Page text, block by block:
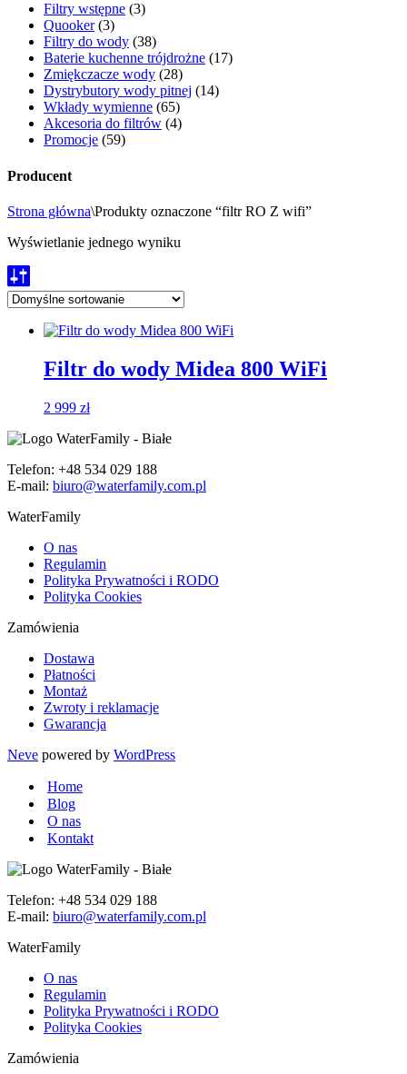
Filtry wstępne (3)
Quooker (3)
Filtry do wody (38)
Baterie kuchenne trójdrożne (17)
Zmiękczacze wody (28)
Dystrybutory wody pitnej (14)
Wkłady wymienne (65)
Akcesoria do filtrów (4)
Promocje (59)
Producent
Strona główna\Produkty oznaczone “filtr RO Z wifi”
Wyświetlanie jednego wyniku
Filtr do wody Midea 800 WiFi
2 999 zł
Telefon: +48 534 029 188
E-mail: biuro@waterfamily.com.pl
WaterFamily
O nas
Regulamin
Polityka Prywatności i RODO
Polityka Cookies
Zamówienia
Dostawa
Płatności
Montaż
Zwroty i reklamacje
Gwarancja
Neve powered by WordPress
Home
Blog
O nas
Kontakt
Telefon: +48 534 029 188
E-mail: biuro@waterfamily.com.pl
WaterFamily
O nas
Regulamin
Polityka Prywatności i RODO
Polityka Cookies
Zamówienia